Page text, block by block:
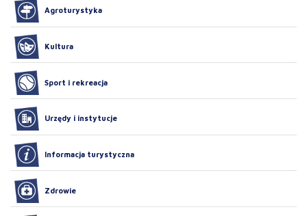
Agroturystyka
Kultura
Sport i rekreacja
Urzędy i instytucje
Informacja turystyczna
Zdrowie